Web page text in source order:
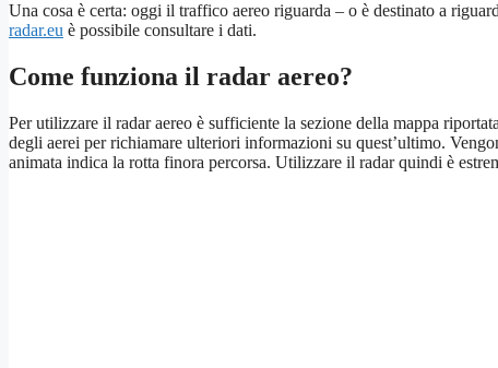
Una cosa è certa: oggi il traffico aereo riguarda – o è destinato a
radar.eu è possibile consultare i dati.
Come funziona il radar aereo?
Per utilizzare il radar aereo è sufficiente la sezione della mappa
degli aerei per richiamare ulteriori informazioni su quest’ultimo.
animata indica la rotta finora percorsa. Utilizzare il radar quindi è